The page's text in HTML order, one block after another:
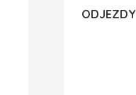
ODJEZDY